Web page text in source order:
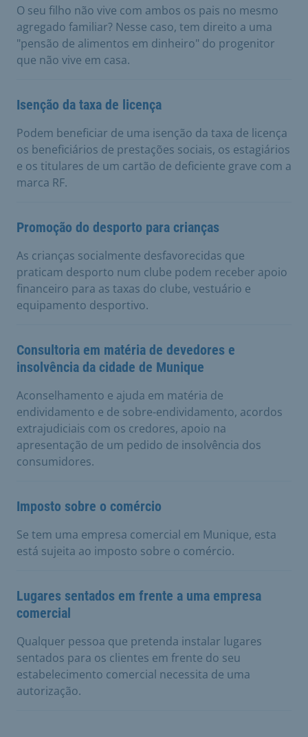
O seu filho não vive com ambos os pais no mesmo
agregado familiar? Nesse caso, tem direito a uma
"pensão de alimentos em dinheiro" do progenitor
que não vive em casa.
Isenção da taxa de licença
Podem beneficiar de uma isenção da taxa de licença
os beneficiários de prestações sociais, os estagiários
e os titulares de um cartão de deficiente grave com a
marca RF.
Promoção do desporto para crianças
As crianças socialmente desfavorecidas que
praticam desporto num clube podem receber apoio
financeiro para as taxas do clube, vestuário e
equipamento desportivo.
Consultoria em matéria de devedores e
insolvência da cidade de Munique
Aconselhamento e ajuda em matéria de
endividamento e de sobre-endividamento, acordos
extrajudiciais com os credores, apoio na
apresentação de um pedido de insolvência dos
consumidores.
Imposto sobre o comércio
Se tem uma empresa comercial em Munique, esta
está sujeita ao imposto sobre o comércio.
Lugares sentados em frente a uma empresa
comercial
Qualquer pessoa que pretenda instalar lugares
sentados para os clientes em frente do seu
estabelecimento comercial necessita de uma
autorização.